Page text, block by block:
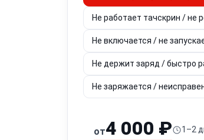
Не работает тачскрин / не
Не включается / не
Не держит заряд / быстро
Не заряжается /
от4 000 ₽ 1–2